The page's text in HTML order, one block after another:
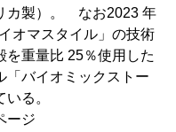
カ製）。　なお2023 年
オマスタイル」の技術
を重量比 25％使用した
「バイオミックストー
る。
ージ